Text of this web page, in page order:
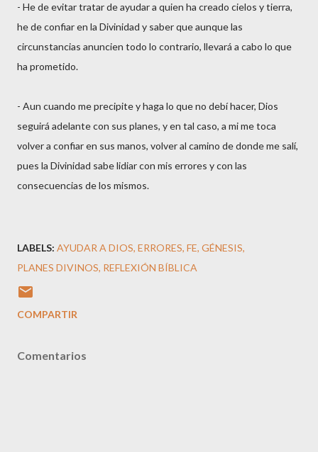
- He de evitar tratar de ayudar a quien ha creado cielos y tierra,
he de confiar en la Divinidad y saber que aunque las
circunstancias anuncien todo lo contrario, llevará a cabo lo que
ha prometido.
- Aun cuando me precipite y haga lo que no debí hacer, Dios
seguirá adelante con sus planes, y en tal caso, a mi me toca
volver a confiar en sus manos, volver al camino de donde me salí,
pues la Divinidad sabe lidiar con mis errores y con las
consecuencias de los mismos.
LABELS: AYUDAR A DIOS ERRORES FE GÉNESIS
PLANES DIVINOS REFLEXIÓN BÍBLICA
COMPARTIR
Comentarios